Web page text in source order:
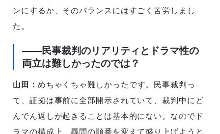
ンにするか、そのバランスにはすごく苦労しまし
た。
――民事裁判のリアリティとドラマ性の
両立は難しかったのでは？
山田： めちゃくちゃ難しかったです。民事裁判っ
て、証拠は事前に全部開示されていて、裁判中にど
んでん返しが起きることは基本的にない。なのでド
ラマの構成上、尋問の順番を変えて盛り上げようと